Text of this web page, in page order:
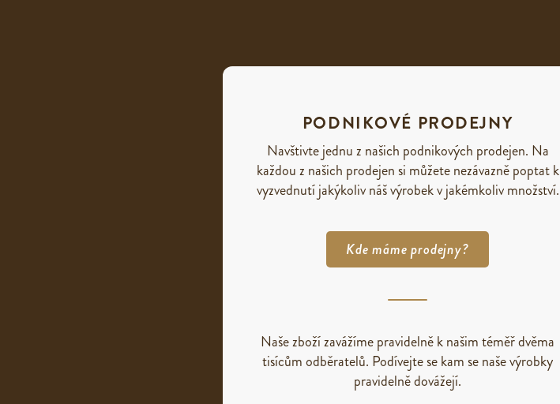
PODNIKOVÉ PRODEJNY
Navštivte jednu z našich podnikových prodejen. Na
každou z našich prodejen si můžete nezávazně poptat k
vyzvednutí jakýkoliv náš výrobek v jakémkoliv množství.
Kde máme prodejny?
Naše zboží zavážíme pravidelně k našim téměř dvěma
tisícům odběratelů. Podívejte se kam se naše výrobky
pravidelně dovážejí.